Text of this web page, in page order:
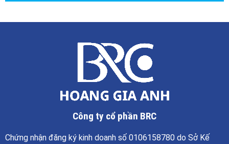
Công ty cổ phần BRC
Chứng nhận đăng ký kinh doanh số 0106158780 do Sở Kế